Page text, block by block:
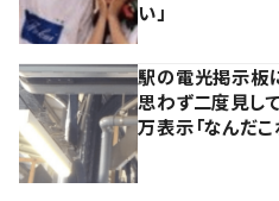
い」
駅の電光掲示板
思わず二度見し
万表示「なんだこ